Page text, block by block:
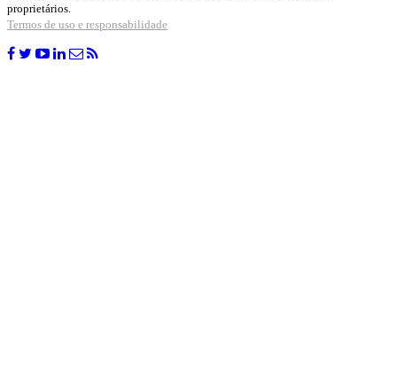
proprietários.
Termos de uso e responsabilidade